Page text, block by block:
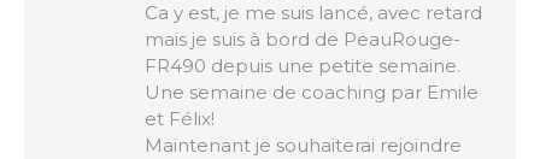
Ca y est, je me suis lancé, avec retard
mais je suis à bord de PeauRouge-
FR490 depuis une petite semaine.
Une semaine de coaching par Emile
et Félix!
Maintenant je souhaiterai rejoindre